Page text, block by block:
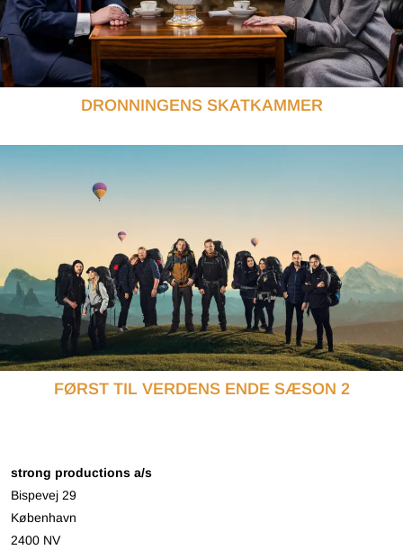
DRONNINGENS SKATKAMMER
FØRST TIL VERDENS ENDE SÆSON 2
strong productions a/s
Bispevej 29
København
2400 NV